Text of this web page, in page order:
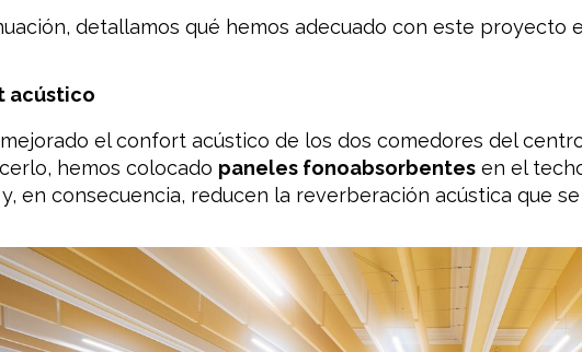
detallamos qué hemos adecuado con este proyecto
acústico
el confort acústico de los dos comedores del
hemos colocado paneles fonoabsorbentesen el
en consecuencia, reducen la reverberación acústica que